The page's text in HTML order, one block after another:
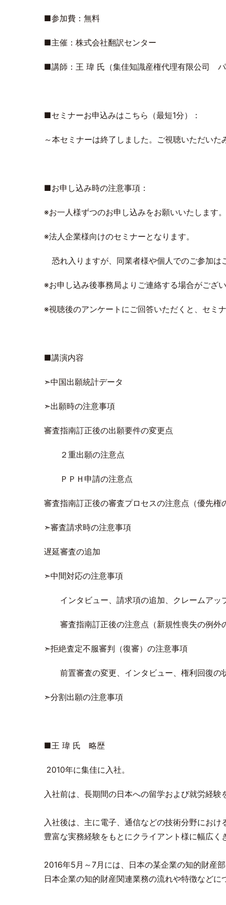
■参加費：無料
■主催：株式会社翻訳センター
■講師：王 瑋 氏（集佳知識産権代理有限公司
■セミナーお申込みはこちら（最短1分）：
～本セミナーは終了しました。ご視聴いただい
■お申し込み時の注意事項：
※お一人様ずつのお申し込みをお願いいたします。
※法人企業様向けのセミナーとなります。
恐れ入りますが、同業者様や個人でのご参加は
※お申し込み後事務局よりご連絡する場合がござ
※視聴後のアンケートにご回答いただくと、セミ
■講演内容
➣中国出願統計データ
➣出願時の注意事項
審査指南訂正後の出願要件の変更点
２重出願の注意点
ＰＰＨ申請の注意点
審査指南訂正後の審査プロセスの注意点（優先
➣審査請求時の注意事項
遅延審査の追加
➣中間対応の注意事項
インタビュー、請求項の追加、クレームアッ
審査指南訂正後の注意点（新規性喪失の例外
➣拒絶査定不服審判（復審）の注意事項
前置審査の変更、インタビュー、権利回復の
➣分割出願の注意事項
■王 瑋 氏 略歴
2010年に集佳に入社。
入社前は、長期間の日本への留学および就労経
入社後は、主に電子、通信などの技術分野にお
豊富な実務経験をもとにクライアント様に幅広
2016年5月～7月には、日本の某企業の知的財産
日本企業の知的財産関連業務の流れや特徴など